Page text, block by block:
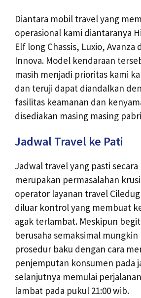
Diantara mobil travel yang
operasional kami diantaranya
Elf long Chassis, Luxio, Avanza
Innova. Model kendaraan
masih menjadi prioritas kami
dan teruji dapat diandalkan
fasilitas keamanan dan
disediakan masing masing
Jadwal Travel ke Pati
Jadwal travel yang pasti
merupakan permasalahan
operator layanan travel
diluar kontrol yang membuat
agak terlambat. Meskipun
berusaha semaksimal
prosedur baku dengan cara
penjemputan konsumen pada
selanjutnya memulai
lambat pada pukul 21:00 wib.